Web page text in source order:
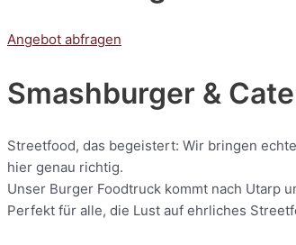
Angebot abfragen
Smashburger &
Streetfood, das begeistert: Wir bringen
hier genau richtig.
Unser Burger Foodtruck kommt nach Utarp
Perfekt für alle, die Lust auf ehrliches